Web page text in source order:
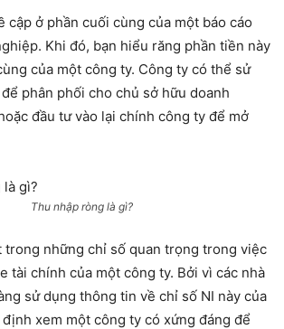
cập ở phần cuối cùng của một báo cáo
Khi đó, bạn hiểu răng phần tiền này
của một công ty. Công ty có thể sử
phân phối cho chủ sở hữu doanh
đầu tư vào lại chính công ty để mở
Thu nhập ròng là gì?
trong những chỉ số quan trọng trong việc
tài chính của một công ty. Bởi vì các nhà
sử dụng thông tin về chỉ số NI này của
xem một công ty có xứng đáng để